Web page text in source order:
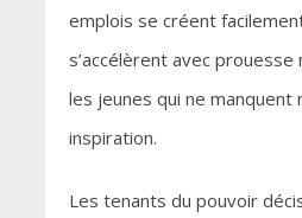
emplois se créent
s’accélèrent avec
les jeunes qui ne manquent
inspiration.
Les tenants du pouvoir